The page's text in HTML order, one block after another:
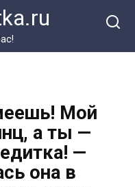
Мой
а ты —
—
она в